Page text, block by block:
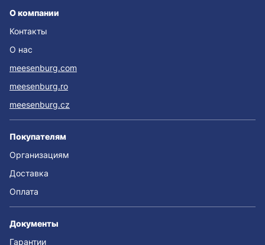
О компании
Контакты
О нас
meesenburg.com
meesenburg.ro
meesenburg.cz
Покупателям
Организациям
Доставка
Оплата
Документы
Гарантии